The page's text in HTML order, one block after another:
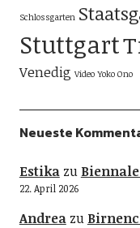
Schlossgarten
Stuttgart
Venedig Video Yoko Ono
Neueste
Estikazu
22. April 2026
Andreazu